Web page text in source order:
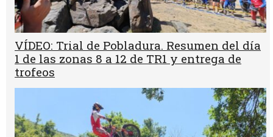
VÍDEO: Trial de Pobladura. Resumen del día
1 de las zonas 8 a 12 de TR1 y entrega de
trofeos